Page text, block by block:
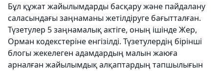
Бұл құжат жайылымдарды басқару және пайдалану
саласындағы заңнаманы жетілдіруге бағытталған.
Түзетулер 5 заңнамалық актіге, оның ішінде Жер,
Орман кодекстеріне енгізілді. Түзетулердің бірінші
блогы жекелеген адамдардың малын жаюға
арналған жайылымдық алқаптардың тапшылығын